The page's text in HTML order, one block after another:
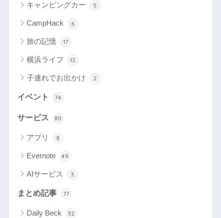
キャンピングカー 5
CampHack 6
旅の記憶 17
横浜ライフ 12
子連れでお出かけ 2
イベント 74
サービス 80
アプリ 8
Evernote 49
AIサービス 3
まとめ記事 77
Daily Beck 32